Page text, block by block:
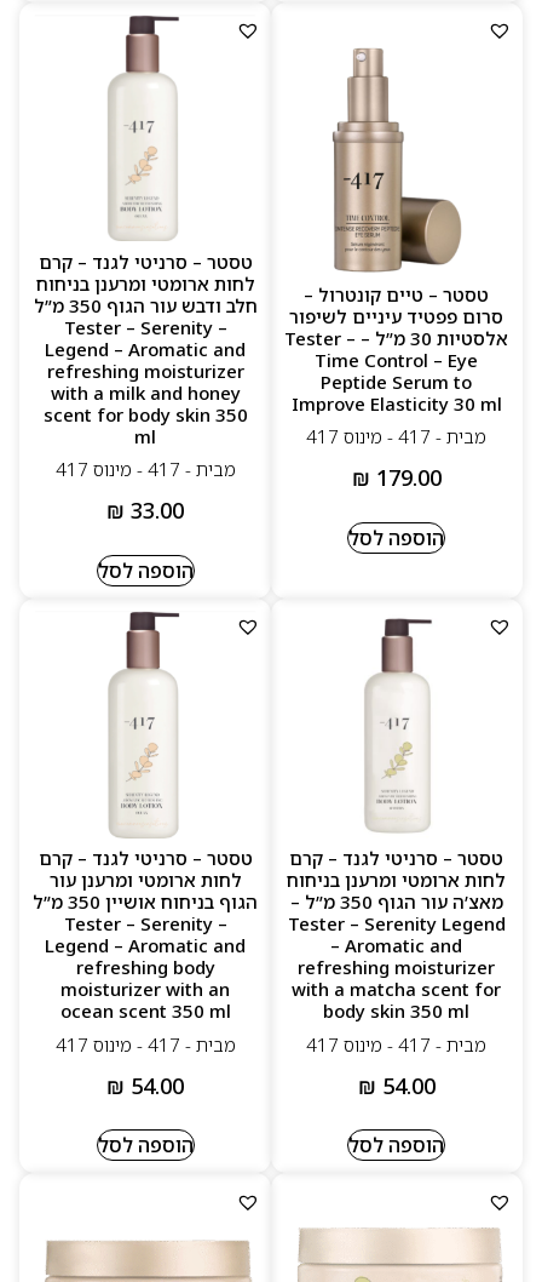
טסטר – טיים קונטרול –
סרום פפטיד עיניים לשיפור
אלסטיות 30 מ”ל – Tester –
Time Control – Eye
Peptide Serum to
Improve Elasticity 30 ml
מבית - 417 - מינוס 417
₪ 179.00
הוספה לסל
טסטר – סרניטי לגנד – קרם
לחות ארומטי ומרענן בניחוח
חלב ודבש עור הגוף 350 מ”ל
– Tester – Serenity
Legend – Aromatic and
refreshing moisturizer
with a milk and honey
scent for body skin 350
ml
מבית - 417 - מינוס 417
₪ 33.00
הוספה לסל
טסטר – סרניטי לגנד – קרם
לחות ארומטי ומרענן בניחוח
מאצ’ה עור הגוף 350 מ”ל –
Tester – Serenity Legend
– Aromatic and
refreshing moisturizer
with a matcha scent for
body skin 350 ml
מבית - 417 - מינוס 417
₪ 54.00
הוספה לסל
טסטר – סרניטי לגנד – קרם
לחות ארומטי ומרענן עור
הגוף בניחוח אושיין 350 מ”ל
– Tester – Serenity
Legend – Aromatic and
refreshing body
moisturizer with an
ocean scent 350 ml
מבית - 417 - מינוס 417
₪ 54.00
הוספה לסל